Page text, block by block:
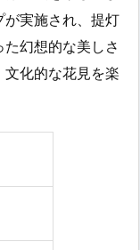
実施され、提灯
幻想的な美しさ
化的な花見を楽